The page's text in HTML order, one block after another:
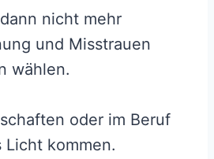
nicht mehr
und Misstrauen
wählen.
oder im Beruf
Licht kommen.